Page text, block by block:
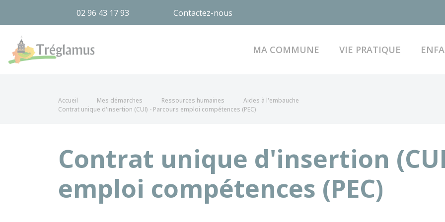
02 96 43 17 93 Contactez-nous
MA COMMUNE VIE PRATIQUE
Accueil Mes démarches Ressources humaines
Aides à l'embauche
Contrat unique d'insertion (CUI) - Parcours emploi compétences (PEC)
Contrat unique d'insertion
emploi compétences (PEC)